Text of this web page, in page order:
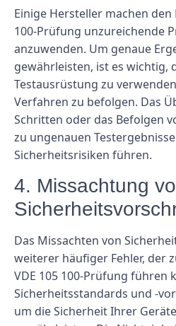
Einige Hersteller machen den
100-Prüfung unzureichende
anzuwenden. Um genaue
gewährleisten, ist es wichtig,
Testausrüstung zu
Verfahren zu befolgen. Das
Schritten oder das Befolgen
zu ungenauen
Sicherheitsrisiken führen.
4. Missachtung
Das Missachten von
weiterer häufiger Fehler, der
VDE 105 100-Prüfung führen
Sicherheitsstandards und -
um die Sicherheit Ihrer